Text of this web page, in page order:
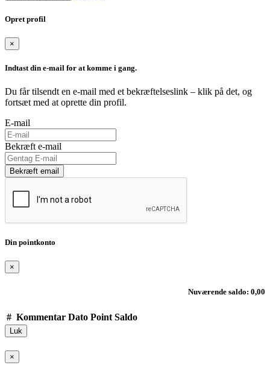
Opret profil
×
Indtast din e-mail for at komme i gang.
Du får tilsendt en e-mail med et bekræftelseslink – klik på det, og
fortsæt med at oprette din profil.
E-mail
Bekræft e-mail
Bekræft email
Din pointkonto
×
Nuværende saldo: 0,00
# Kommentar Dato Point Saldo
Luk
×